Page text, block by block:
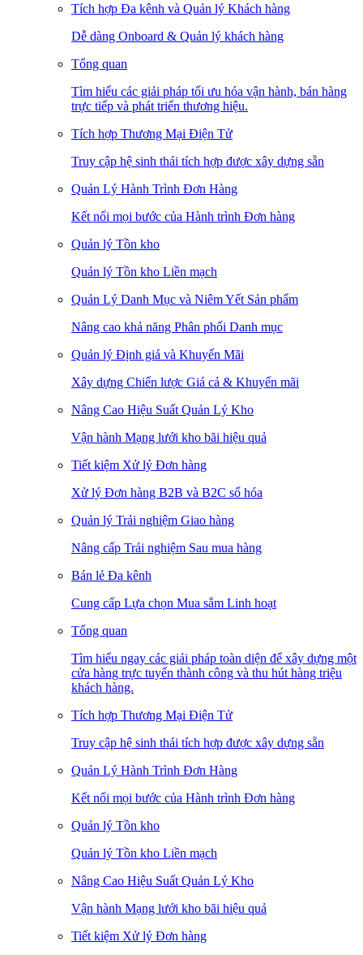
Tích hợp Đa kênh và Quản lý Khách hàng
Dễ dàng Onboard & Quản lý khách hàng
Tổng quan
Tìm hiểu các giải pháp tối ưu hóa vận hành, bán hàng
trực tiếp và phát triển thương hiệu.
Tích hợp Thương Mại Điện Tử
Truy cập hệ sinh thái tích hợp được xây dựng sẵn
Quản Lý Hành Trình Đơn Hàng
Kết nối mọi bước của Hành trình Đơn hàng
Quản lý Tồn kho
Quản lý Tồn kho Liền mạch
Quản Lý Danh Mục và Niêm Yết Sản phẩm
Nâng cao khả năng Phân phối Danh mục
Quản lý Định giá và Khuyến Mãi
Xây dựng Chiến lược Giá cả & Khuyến mãi
Nâng Cao Hiệu Suất Quản Lý Kho
Vận hành Mạng lưới kho bãi hiệu quả
Tiết kiệm Xử lý Đơn hàng
Xử lý Đơn hàng B2B và B2C số hóa
Quản lý Trải nghiệm Giao hàng
Nâng cấp Trải nghiệm Sau mua hàng
Bán lẻ Đa kênh
Cung cấp Lựa chọn Mua sắm Linh hoạt
Tổng quan
Tìm hiểu ngay các giải pháp toàn diện để xây dựng một
cửa hàng trực tuyến thành công và thu hút hàng triệu
khách hàng.
Tích hợp Thương Mại Điện Tử
Truy cập hệ sinh thái tích hợp được xây dựng sẵn
Quản Lý Hành Trình Đơn Hàng
Kết nối mọi bước của Hành trình Đơn hàng
Quản lý Tồn kho
Quản lý Tồn kho Liền mạch
Nâng Cao Hiệu Suất Quản Lý Kho
Vận hành Mạng lưới kho bãi hiệu quả
Tiết kiệm Xử lý Đơn hàng